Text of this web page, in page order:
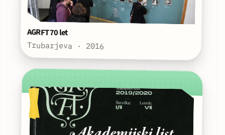
AGRFT 70 let
Trubarjeva · 2016